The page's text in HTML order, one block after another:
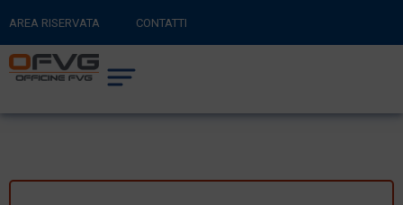
AREA RISERVATA CONTATTI
RITORNA AL SITO PRINCIPALE
CARRELLO